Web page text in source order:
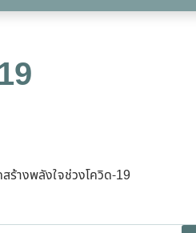
ร้างพลังใจช่วงโควิด-19